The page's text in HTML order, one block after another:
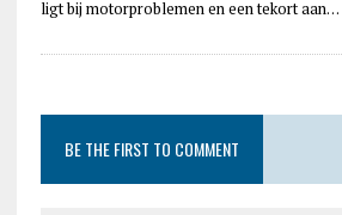
ligt bij motorproblemen en een tekort aan…
BE THE FIRST TO COMMENT